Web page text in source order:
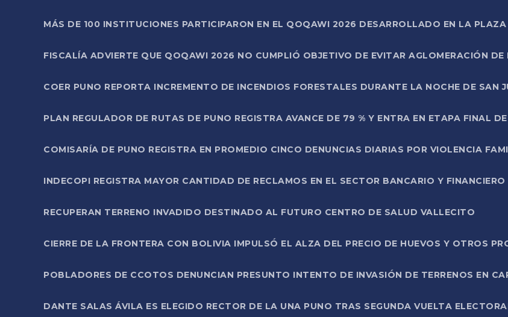
MÁS DE 100 INSTITUCIONES PARTICIPARON EN EL QOQAWI 2026 DESARROLLADO EN LA
FISCALÍA ADVIERTE QUE QOQAWI 2026 NO CUMPLIÓ OBJETIVO DE EVITAR AGLOMERACIÓN DE
COER PUNO REPORTA INCREMENTO DE INCENDIOS FORESTALES DURANTE LA NOCHE DE SAN
PLAN REGULADOR DE RUTAS DE PUNO REGISTRA AVANCE DE 79 % Y ENTRA EN ETAPA FINAL
COMISARÍA DE PUNO REGISTRA EN PROMEDIO CINCO DENUNCIAS DIARIAS POR VIOLENCIA
INDECOPI REGISTRA MAYOR CANTIDAD DE RECLAMOS EN EL SECTOR BANCARIO Y FINANCIERO
RECUPERAN TERRENO INVADIDO DESTINADO AL FUTURO CENTRO DE SALUD VALLECITO
CIERRE DE LA FRONTERA CON BOLIVIA IMPULSÓ EL ALZA DEL PRECIO DE HUEVOS Y OTROS
POBLADORES DE CCOTOS DENUNCIAN PRESUNTO INTENTO DE INVASIÓN DE TERRENOS EN
DANTE SALAS ÁVILA ES ELEGIDO RECTOR DE LA UNA PUNO TRAS SEGUNDA VUELTA